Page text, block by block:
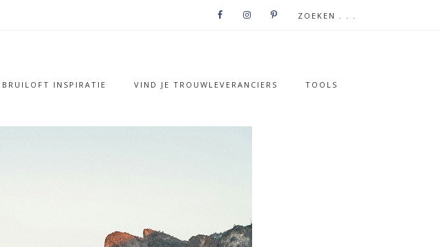
BRUILOFT INSPIRATIE VIND JE TROUWLEVERANCIERS TOOLS